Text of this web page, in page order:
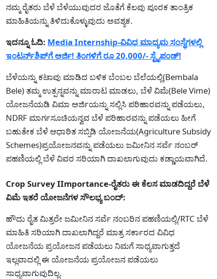
ನಮ್ಮ ರೈತರು ಬೆಳೆ ಬೆಳೆಯುವುದರ ಜೊತೆಗೆ ಕೆಲವು ಪೂರಕ ತಾಂತ್ರಿಕ
ಮಾಹಿತಿಯನ್ನು ತಿಳಿದುಕೊಳ್ಳುವುದು ಅವಶ್ಯಕ.
ಇದನ್ನೂ ಓದಿ: Media Internship-ವಿವಿಧ ಮಾಧ್ಯಮ ಸಂಸ್ಥೆಗಳಲ್ಲಿ
ಇಂಟರ್ನ್‍ಶಿಪ್‍ಗೆ ಅರ್ಜಿ! ತಿಂಗಳಿಗೆ ರೂ 20,000/- ಸ್ಟೈಪಂಡ್!
ಬೆಳೆಯನ್ನು ಕಟಾವು ಮಾಡಿದ ಬಳಿಕ ಬೆಂಬಲ ಬೆಲೆಯಲ್ಲಿ(Bembala
Bele) ತಮ್ಮ ಉತ್ಪನ್ನವನ್ನು ಮಾರಾಟ ಮಾಡಲು, ಬೆಳೆ ವಿಮೆ(Bele Vime)
ಯೋಜನೆಯಡಿ ವಿಮಾ ಅರ್ಜಿಯನ್ನು ಸಲ್ಲಿಸಿ ಪರಿಹಾರವನ್ನು ಪಡೆಯಲು,
NDRF ಮಾರ್ಗಸೂಚಿಯನ್ವವ ಬೆಳೆ ಪರಿಹಾರವನ್ನು ಪಡೆಯಲು ಹೀಗೆ
ಬಹುತೇಕ ಬೆಳೆ ಆಧಾರಿತ ಸಬ್ಸಿಡಿ ಯೋಜನೆಯ(Agriculture Subsidy
Schemes)ಪ್ರಯೋಜನವನ್ನು ಪಡೆಯಲು ಜಮೀನಿನ ಸರ್ವೆ ನಂಬರ್
ಪಹಣಿಯಲ್ಲಿ ಬೆಳೆ ವಿವರ ಸರಿಯಾಗಿ ದಾಖಲಾಗುವುದು ಕಡ್ಡಾಯವಾಗಿದೆ.
Crop Survey IImportance-ರೈತರು ಈ ಕೆಲಸ ಮಾಡದಿದ್ದರೆ ಬೆಳೆ
ವಿಮೆ ಇತರೆ ಯೋಜನೆಗಳ ಸೌಲಭ್ಯ ಬಂದ್:
ಹೌದು ರೈತ ಮಿತ್ರರೇ ಜಮೀನಿನ ಸರ್ವೆ ನಂಬರಿನ ಪಹಣಿಯಲ್ಲಿ/RTC ಬೆಳೆ
ಮಾಹಿತಿ ಸರಿಯಾಗಿ ದಾಖಲಾಗಿದ್ದರೆ ಮಾತ್ರ ಸರ್ಕಾರದ ವಿವಿಧ
ಯೋಜನೆಯ ಪ್ರಯೋಜನ ಪಡೆಯಲು ನಿಮಗೆ ಸಾಧ್ಯವಾಗುತ್ತದೆ
ಇಲ್ಲವಾದಲ್ಲಿ ಈ ಯೋಜನೆಯ ಪ್ರಯೋಜನ ಪಡೆಯಲು
ಸಾಧ್ಯವಾಗುವುದಿಲ್ಲ.